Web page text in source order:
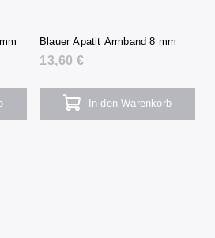
Blauer Apatit Armband 8 mm
13,60 €
In den Warenkorb